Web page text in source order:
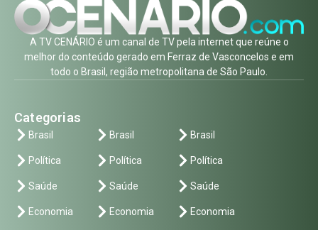
A TV CENÁRIO é um canal de TV pela internet que reúne o
melhor do conteúdo gerado em Ferraz de Vasconcelos e em
todo o Brasil, região metropolitana de São Paulo.
Categorias
Brasil
Política
Saúde
Economia
Brasil
Política
Saúde
Economia
Brasil
Política
Saúde
Economia